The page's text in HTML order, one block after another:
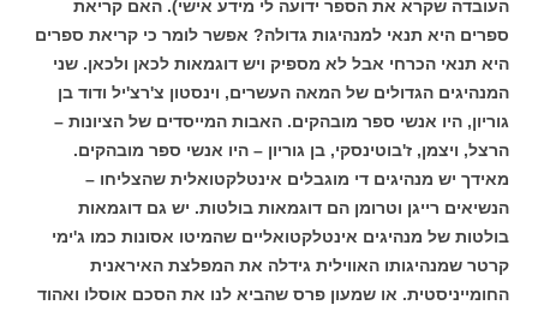
העובדה שקרא את הספר ידועה לי מידע אישי). האם קריאת
ספרים היא תנאי למנהיגות גדולה? אפשר לומר כי קריאת ספרים
היא תנאי הכרחי אבל לא מספיק ויש דוגמאות לכאן ולכאן. שני
המנהיגים הגדולים של המאה העשרים, וינסטון צ'רצ'יל ודוד בן
גוריון, היו אנשי ספר מובהקים. האבות המייסדים של הציונות –
הרצל, ויצמן, ז'בוטינסקי, בן גוריון – היו אנשי ספר מובהקים.
מאידך יש מנהיגים די מוגבלים אינטלקטואלית שהצליחו –
הנשיאים רייגן וטרומן הם דוגמאות בולטות. יש גם דוגמאות
בולטות של מנהיגים אינטלקטואליים שהמיטו אסונות כמו ג'ימי
קרטר שמנהיגותו האווילית גידלה את המפלצת האיראנית
החומייניסטית. או שמעון פרס שהביא לנו את הסכם אוסלו ואהוד